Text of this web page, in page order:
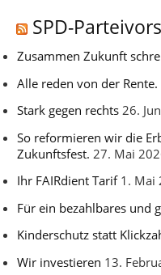
SPD-
Zusammen Zukunft
Alle reden von der
Stark gegen rechts 26.
So reformieren wir die
Zukunftsfest. 27. Mai
Ihr FAIRdient Tarif 1. Mai
Für ein bezahlbares und
Kinderschutz statt
Wir investieren 13.